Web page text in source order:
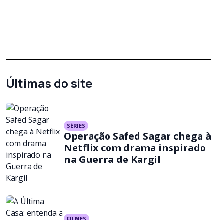
Últimas do site
SÉRIES
Operação Safed Sagar chega à
Netflix com drama inspirado
na Guerra de Kargil
FILMES